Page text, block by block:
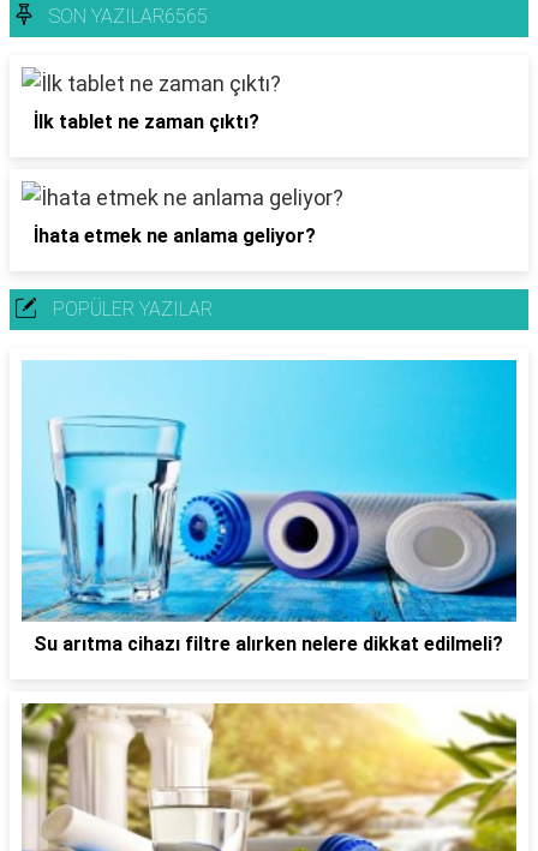
SON YAZILAR6565
İlk tablet ne zaman çıktı?
İhata etmek ne anlama geliyor?
POPÜLER YAZILAR
Su arıtma cihazı filtre alırken nelere dikkat edilmeli?